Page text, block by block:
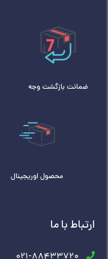
ضمانت بازگشت وجه
محصول اوریجینال
ارتباط با ما